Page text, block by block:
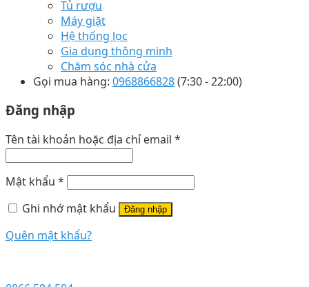
Tủ rượu
Máy giặt
Hệ thống lọc
Gia dụng thông minh
Chăm sóc nhà cửa
Gọi mua hàng: 0968866828(7:30 - 22:00)
Đăng nhập
Tên tài khoản hoặc địa chỉ email *
Mật khẩu *
Ghi nhớ mật khẩu
Đăng nhập
Quên mật khẩu?